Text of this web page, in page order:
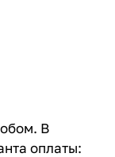
В
оплаты: